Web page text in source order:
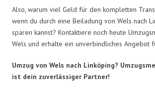
Also, warum viel Geld für den kompletten
wenn du durch eine Beiladung von Wels nach
sparen kannst? Kontaktiere noch heute
Wels und erhalte ein unverbindliches Angebot
Umzug von Wels nach Linköping?
ist dein zuverlässiger Partner!